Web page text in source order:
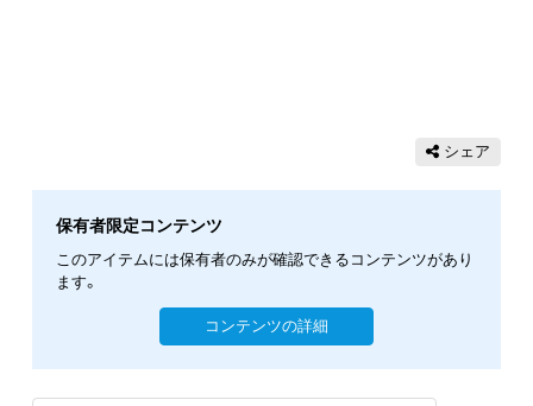
シェア
保有者限定コンテンツ
このアイテムには保有者のみが確認できるコンテンツがあり
ます。
コンテンツの詳細